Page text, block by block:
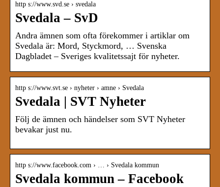
http s://www.svd.se › svedala
Svedala – SvD
Andra ämnen som ofta förekommer i artiklar om
Svedala är: Mord, Styckmord, … Svenska
Dagbladet – Sveriges kvalitetssajt för nyheter.
http s://www.svt.se › nyheter › amne › Svedala
Svedala | SVT Nyheter
Följ de ämnen och händelser som SVT Nyheter
bevakar just nu.
http s://www.facebook.com › … › Svedala kommun
Svedala kommun – Facebook